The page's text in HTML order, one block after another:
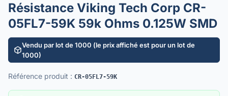
Résistance Viking Tech Corp CR-
05FL7-59K 59k Ohms 0.125W SMD
Vendu par lot de 1000 (le prix affiché est pour un lot de
1000)
Référence produit : CR-05FL7-59K